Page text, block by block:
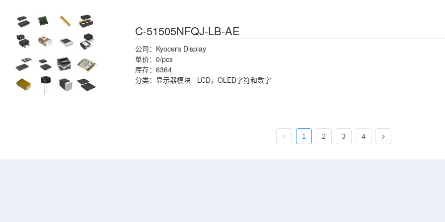
C-51505NFQJ-LB-AE
公司：Kyocera Display
单价：0/pcs
库存：6364
分类：显示器模块 - LCD，OLED字符和数字
1 2 3 4